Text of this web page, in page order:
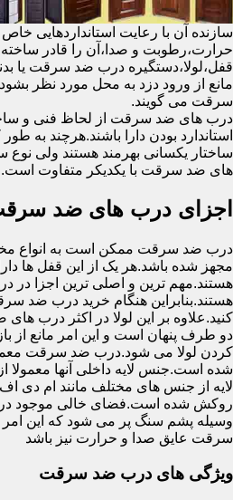
سازنده آن با رعایت استانداردهایی
حرارت،رطوبت و صدا،آن را قادر ساخته
قفل،لولا،دستگیره درب ضد سرقت یا
مانع از ورود دزد به محل مورد نظر
سرقت می گویند.
درب های ضد سرقت از لحاظ فنی و
استاندارد بودن دارا باشند.هرچند
ساختار یکسانی بهرمند هستند ولی
های ضد سرقت با یکدیکر متفاوت است.
اجزای درب های ضد
درب ضد سرقت ممکن است به انواع
مجهز شده باشد.هر یک از این قفل ها
هستند.مهم ترین و اصلی ترین اجزا
هستند.بنابراین هنگام خرید درب ضد
کنید.علاوه بر این لولا در اکثر درب
دو طرف پنهان است و این امر مانع از
کردن لولا می شود.درب ضد سرقت
شده است.جنس لایه داخلی آنها معمولا
لایه از جنس های مختلف مانند ام دی
روکش شده است.فضای خالی موجود در
وسیله پشم سنگ پر می شود که این
سرقت عایق صدا و حرارت نیز باشد
ویژگی های درب ضد سرقت